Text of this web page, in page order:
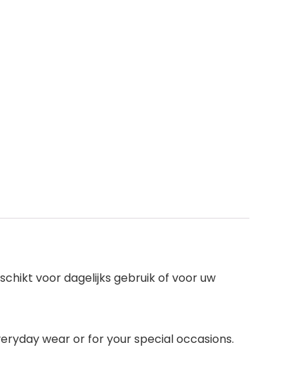
voor dagelijks gebruik of voor uw
wear or for your special occasions.